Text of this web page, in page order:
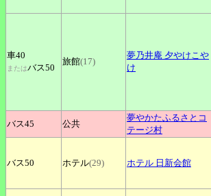
車40
またはバス50
旅館(17)
夢乃井庵 夕やけこや
け
バス45
公共
夢やかたふるさとコ
テージ村
バス50 ホテル(29) ホテル 日新会館